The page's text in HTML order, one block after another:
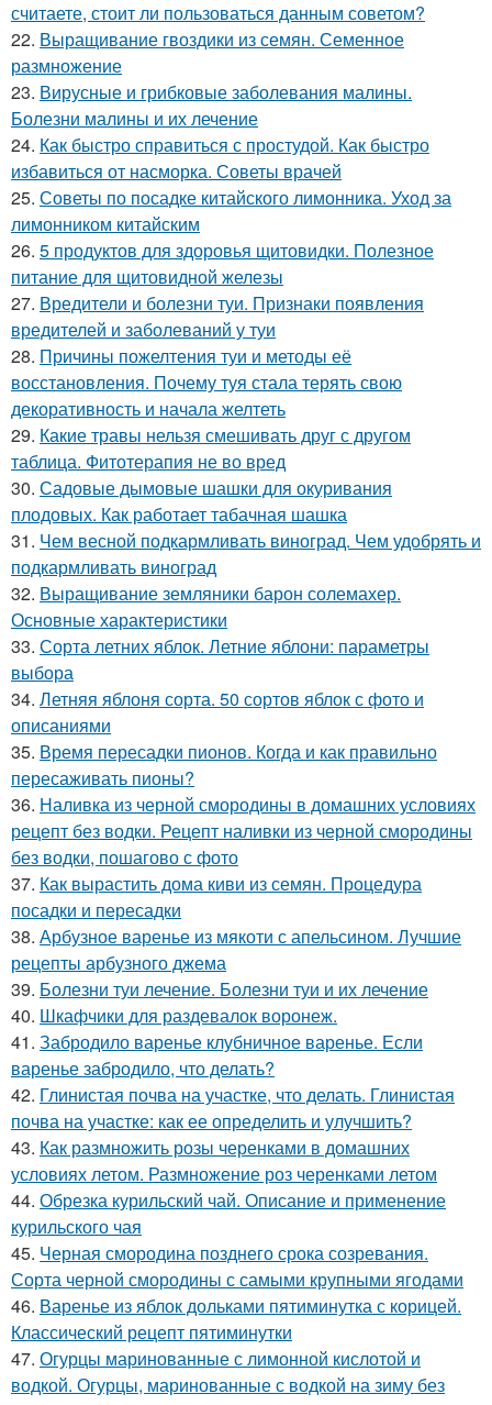
считаете, стоит ли пользоваться данным советом?
22. Выращивание гвоздики из семян. Семенное
размножение
23. Вирусные и грибковые заболевания малины.
Болезни малины и их лечение
24. Как быстро справиться с простудой. Как быстро
избавиться от насморка. Советы врачей
25. Советы по посадке китайского лимонника. Уход за
лимонником китайским
26. 5 продуктов для здоровья щитовидки. Полезное
питание для щитовидной железы
27. Вредители и болезни туи. Признаки появления
вредителей и заболеваний у туи
28. Причины пожелтения туи и методы её
восстановления. Почему туя стала терять свою
декоративность и начала желтеть
29. Какие травы нельзя смешивать друг с другом
таблица. Фитотерапия не во вред
30. Садовые дымовые шашки для окуривания
плодовых. Как работает табачная шашка
31. Чем весной подкармливать виноград. Чем удобрять и
подкармливать виноград
32. Выращивание земляники барон солемахер.
Основные характеристики
33. Сорта летних яблок. Летние яблони: параметры
выбора
34. Летняя яблоня сорта. 50 сортов яблок с фото и
описаниями
35. Время пересадки пионов. Когда и как правильно
пересаживать пионы?
36. Наливка из черной смородины в домашних условиях
рецепт без водки. Рецепт наливки из черной смородины
без водки, пошагово с фото
37. Как вырастить дома киви из семян. Процедура
посадки и пересадки
38. Арбузное варенье из мякоти с апельсином. Лучшие
рецепты арбузного джема
39. Болезни туи лечение. Болезни туи и их лечение
40. Шкафчики для раздевалок воронеж.
41. Забродило варенье клубничное варенье. Если
варенье забродило, что делать?
42. Глинистая почва на участке, что делать. Глинистая
почва на участке: как ее определить и улучшить?
43. Как размножить розы черенками в домашних
условиях летом. Размножение роз черенками летом
44. Обрезка курильский чай. Описание и применение
курильского чая
45. Черная смородина позднего срока созревания.
Сорта черной смородины с самыми крупными ягодами
46. Варенье из яблок дольками пятиминутка с корицей.
Классический рецепт пятиминутки
47. Огурцы маринованные с лимонной кислотой и
водкой. Огурцы, маринованные с водкой на зиму без